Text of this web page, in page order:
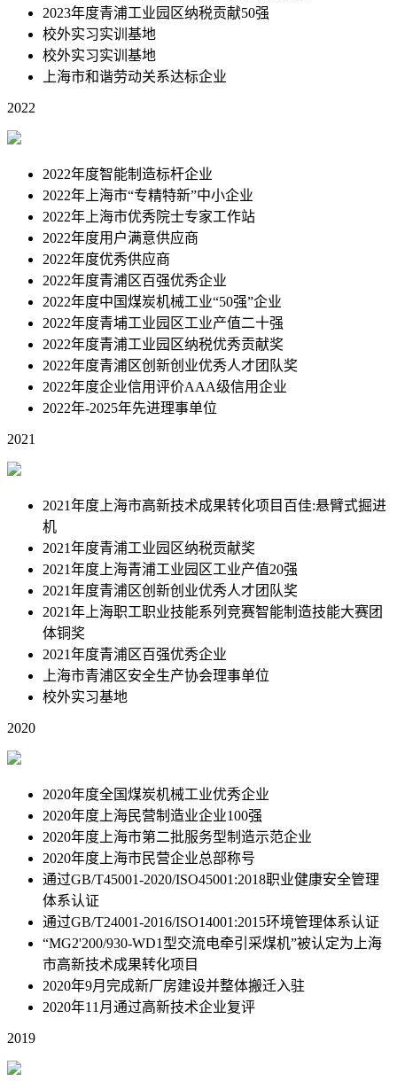
2023年度青浦工业园区纳税贡献50强
校外实习实训基地
校外实习实训基地
上海市和谐劳动关系达标企业
2022
2022年度智能制造标杆企业
2022年上海市“专精特新”中⼩企业
2022年上海市优秀院⼠专家⼯作站
2022年度⽤户满意供应商
2022年度优秀供应商
2022年度⻘浦区百强优秀企业
2022年度中国煤炭机械⼯业“50强”企业
2022年度青埔工业园区工业产值二十强
2022年度⻘浦⼯业园区纳税优秀贡献奖
2022年度⻘浦区创新创业优秀⼈才团队奖
2022年度企业信⽤评价AAA级信⽤企业
2022年-2025年先进理事单位
2021
2021年度上海市⾼新技术成果转化项⽬百佳:悬臂式掘进
机
2021年度⻘浦⼯业园区纳税贡献奖
2021年度上海⻘浦⼯业园区⼯业产值20强
2021年度⻘浦区创新创业优秀⼈才团队奖
2021年上海职⼯职业技能系列竞赛智能制造技能⼤赛团
体铜奖
2021年度⻘浦区百强优秀企业
上海市青浦区安全生产协会理事单位
校外实习基地
2020
2020年度全国煤炭机械工业优秀企业
2020年度上海民营制造业企业100强
2020年度上海市第二批服务型制造示范企业
2020年度上海市民营企业总部称号
通过GB/T45001-2020/ISO45001:2018职业健康安全管理
体系认证
通过GB/T24001-2016/ISO14001:2015环境管理体系认证
“MG2'200/930-WD1型交流电牵引采煤机”被认定为上海
市高新技术成果转化项目
2020年9月完成新厂房建设并整体搬迁入驻
2020年11月通过高新技术企业复评
2019